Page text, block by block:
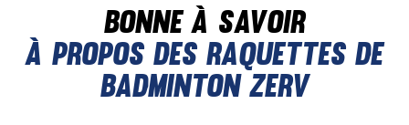
Bonne à savoir
à propos des raquettes de
badminton ZERV